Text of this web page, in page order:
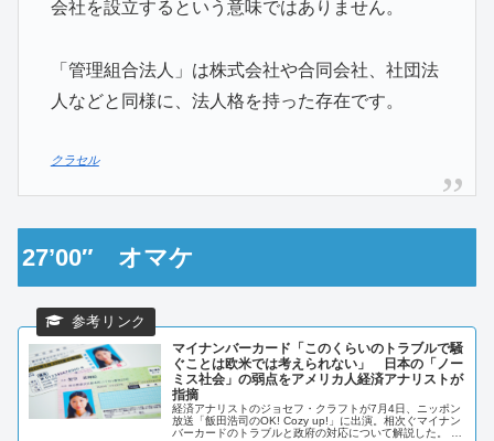
会社を設立するという意味ではありません。
「管理組合法人」は株式会社や合同会社、社団法
人などと同様に、法人格を持った存在です。
クラセル
27’00″ オマケ
マイナンバーカード「このくらいのトラブルで騒
ぐことは欧米では考えられない」 日本の「ノー
ミス社会」の弱点をアメリカ人経済アナリストが
指摘
経済アナリストのジョセフ・クラフトが7月4日、ニッポン
放送「飯田浩司のOK! Cozy up!」に出演。相次ぐマイナン
バーカードのトラブルと政府の対応について解説した。 河